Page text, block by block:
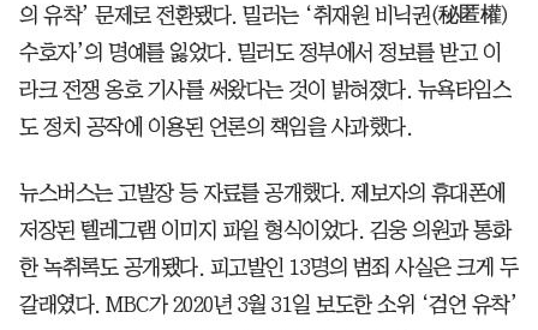
의 유착’ 문제로 전환됐다. 밀러는 ‘취재원 비닉권(秘匿權)
수호자’의 명예를 잃었다. 밀러도 정부에서 정보를 받고 이
라크 전쟁 옹호 기사를 써왔다는 것이 밝혀졌다. 뉴욕타임스
도 정치 공작에 이용된 언론의 책임을 사과했다.
뉴스버스는 고발장 등 자료를 공개했다. 제보자의 휴대폰에
저장된 텔레그램 이미지 파일 형식이었다. 김웅 의원과 통화
한 녹취록도 공개됐다. 피고발인 13명의 범죄 사실은 크게 두
갈래였다. MBC가 2020년 3월 31일 보도한 소위 ‘검언 유착’